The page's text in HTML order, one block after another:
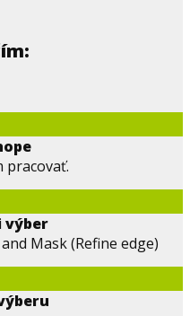
pracovať.
výber
Mask (Refine edge)